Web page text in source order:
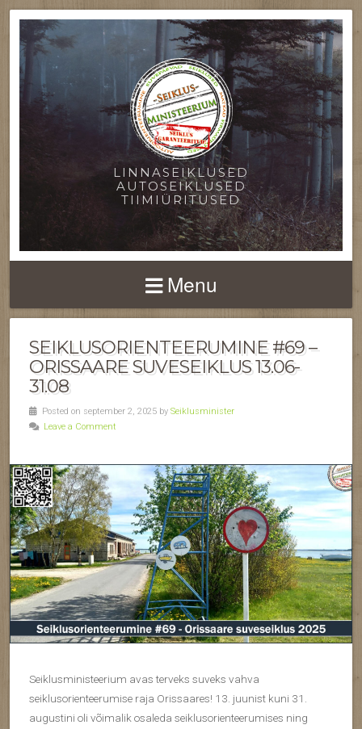
LINNASEIKLUSED
AUTOSEIKLUSED
TIIMIÜRITUSED
Menu
SEIKLUSORIENTEERUMINE #69 –
ORISSAARE SUVESEIKLUS 13.06-
31.08
Posted on september 2, 2025 by Seiklusminister
Leave a Comment
Seiklusministeerium avas terveks suveks vahva
seiklusorienteerumise raja Orissaares! 13. juunist kuni 31.
augustini oli võimalik osaleda seiklusorienteerumises ning